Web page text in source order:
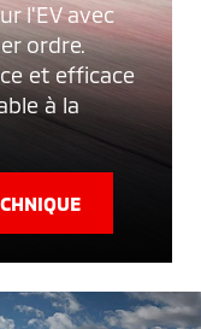
l'EV avec
ordre.
et efficace
à la